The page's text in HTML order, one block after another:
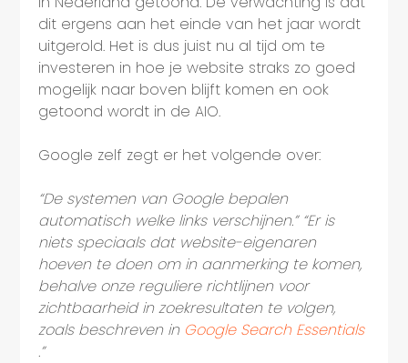
dit ergens aan het einde van het jaar wordt
uitgerold. Het is dus juist nu al tijd om te
investeren in hoe je website straks zo goed
mogelijk naar boven blijft komen en ook
getoond wordt in de AIO.
Google zelf zegt er het volgende over:
“De systemen van Google bepalen
automatisch welke links verschijnen.” “Er is
niets speciaals dat website-eigenaren
hoeven te doen om in aanmerking te komen,
behalve onze reguliere richtlijnen voor
zichtbaarheid in zoekresultaten te volgen,
zoals beschreven in Google Search Essentials
.”